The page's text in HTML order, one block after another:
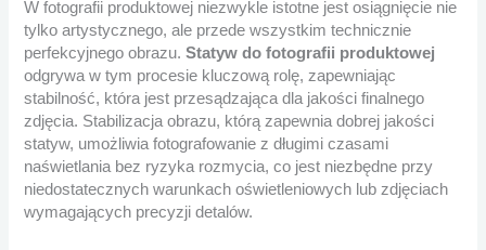
W fotografii produktowej niezwykle istotne jest osiągnięcie nie
tylko artystycznego, ale przede wszystkim technicznie
perfekcyjnego obrazu.Statyw do fotografii produktowej
odgrywa w tym procesie kluczową rolę, zapewniając
stabilność, która jest przesądzająca dla jakości finalnego
zdjęcia. Stabilizacja obrazu, którą zapewnia dobrej jakości
statyw, umożliwia fotografowanie z długimi czasami
naświetlania bez ryzyka rozmycia, co jest niezbędne przy
niedostatecznych warunkach oświetleniowych lub zdjęciach
wymagających precyzji detalów.